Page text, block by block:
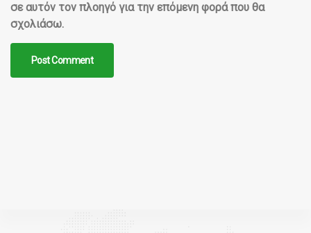
σε αυτόν τον πλοηγό για την επόμενη φορά που θα
σχολιάσω.